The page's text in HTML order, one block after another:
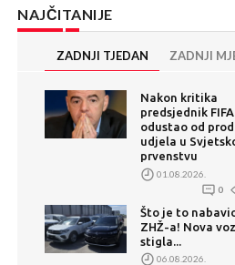
NAJČITANIJE
ZADNJI TJEDAN ZADNJI
Nakon kritika
predsjednik
odustao od
udjela u
prvenstvu
01.08.2026.
0
Što je to
ZHŽ-a! Nova
stigla...
06.08.2026.